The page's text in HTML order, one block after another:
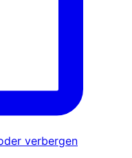
verbergen